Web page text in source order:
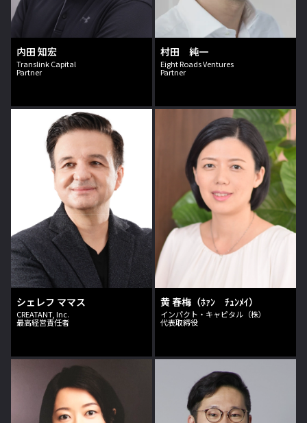
内田 知宏
Translink Capital
Partner
村田 純一
Eight Roads Ventures
Partner
シェレフ ママス
CREATANT, Inc.
最高経営責任者
黄 春梅（ﾎｧﾝ ﾁｭﾝﾒｲ）
インパクト・キャピタル（株）
代表取締役